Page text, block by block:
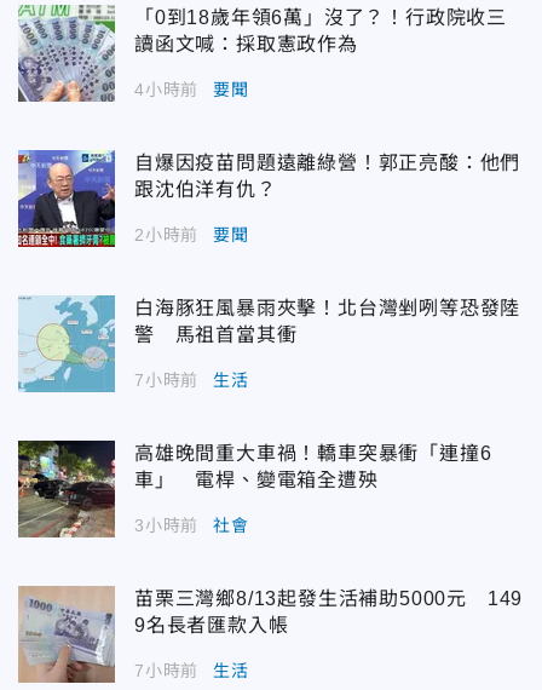
「0到18歲年領6萬」沒了？！行政院收三
讀函文喊：採取憲政作為
4小時前 要聞
自爆因疫苗問題遠離綠營！郭正亮酸：他們
跟沈伯洋有仇？
2小時前 要聞
白海豚狂風暴雨夾擊！北台灣剉咧等恐發陸
警 馬祖首當其衝
7小時前 生活
高雄晚間重大車禍！轎車突暴衝「連撞6
車」 電桿、變電箱全遭殃
3小時前 社會
苗栗三灣鄉8/13起發生活補助5000元 149
9名長者匯款入帳
7小時前 生活